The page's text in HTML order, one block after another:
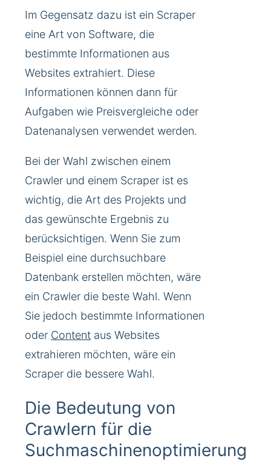
Im Gegensatz dazu ist ein Scraper
eine Art von Software, die
bestimmte Informationen aus
Websites extrahiert. Diese
Informationen können dann für
Aufgaben wie Preisvergleiche oder
Datenanalysen verwendet werden.
Bei der Wahl zwischen einem
Crawler und einem Scraper ist es
wichtig, die Art des Projekts und
das gewünschte Ergebnis zu
berücksichtigen. Wenn Sie zum
Beispiel eine durchsuchbare
Datenbank erstellen möchten, wäre
ein Crawler die beste Wahl. Wenn
Sie jedoch bestimmte Informationen
oder Content aus Websites
extrahieren möchten, wäre ein
Scraper die bessere Wahl.
Die Bedeutung von
Crawlern für die
Suchmaschinenoptimierung